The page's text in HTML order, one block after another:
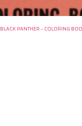
BLACK PANTHER – COLORING